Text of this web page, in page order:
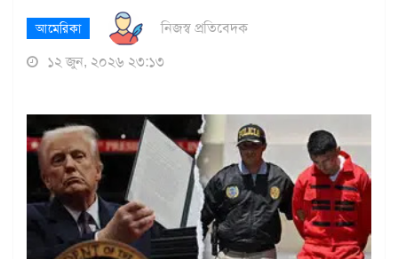
আমেরিকা
নিজস্ব প্রতিবেদক
১২ জুন, ২০২৬ ২৩:১৩